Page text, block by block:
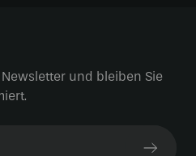
und bleiben Sie